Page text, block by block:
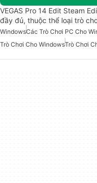
VEGAS Pro 14 Edit Steam
đầy đủ, thuộc thể loại trò
WindowsCác Trò Chơi PC Cho
Trò Chơi Cho WindowsTrò Chơi